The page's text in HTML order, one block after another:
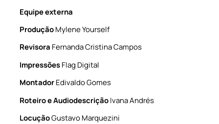
Equipe externa
ProduçãoMylene Yourself
Revisora Fernanda Cristina Campos
ImpressõesFlag Digital
MontadorEdivaldo Gomes
Roteiro e AudiodescriçãoIvana Andrés
LocuçãoGustavo Marquezini